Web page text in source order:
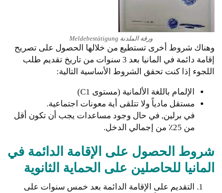
ورقة الملدنة Meldebestätigung
وهناك شروط أخرى تستطيع من خلالها الحصول على تصريح
إقامة دائمة في المانيا بعد 3 سنوات من تاريخ تقديم طلب
اللجوء إذا كنت تحقق الشروط الأساسية التالية:
الإلمام باللغة الألمانية (مستوى C1)
مستقل مادياً ولا تتلقى أية معونات اجتماعية.
في برلين, في حال وجود مساعدات يجب أن تكون أقل
من 25٪ من إجمالي الدخل.
شروط الحصول على الإقامة الدائمة في
المانيا للحاصلين على الحماية الثانوية
التقديم على الإقامة الدائمة بعد خمس سنوات على